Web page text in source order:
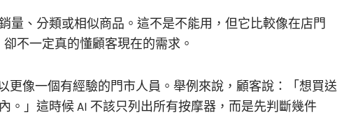
量、分類或相似商品。這不是不能用，但它比較像在店門
不一定真的懂顧客現在的需求。
更像一個有經驗的門市人員。舉例來說，顧客說：「想買送
。」這時候 AI 不該只列出所有按摩器，而是先判斷幾件